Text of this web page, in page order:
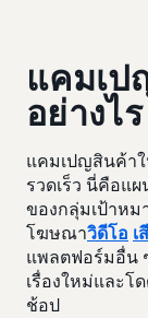
แคมเป
อย่างไร
แคมเปญสินค้า
รวดเร็ว นี่คือแ
ของกลุ่มเป้าห
โฆษณาวิดีโอ เ
แพลตฟอร์มอื่น
เรื่องใหม่และโ
ช้อป